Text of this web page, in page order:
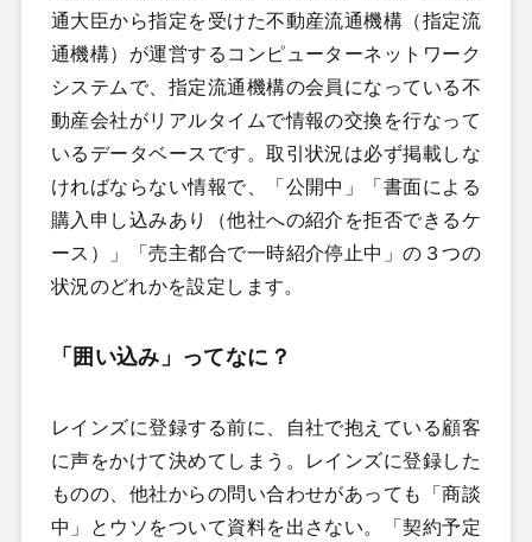
通大臣から指定を受けた不動産流通機構（指定流
通機構）が運営するコンピューターネットワーク
システムで、指定流通機構の会員になっている不
動産会社がリアルタイムで情報の交換を行なって
いるデータベースです。取引状況は必ず掲載しな
ければならない情報で、「公開中」「書面による
購入申し込みあり（他社への紹介を拒否できるケ
ース）」「売主都合で一時紹介停止中」の３つの
状況のどれかを設定します。
「囲い込み」ってなに？
レインズに登録する前に、自社で抱えている顧客
に声をかけて決めてしまう。レインズに登録した
ものの、他社からの問い合わせがあっても「商談
中」とウソをついて資料を出さない。「契約予定